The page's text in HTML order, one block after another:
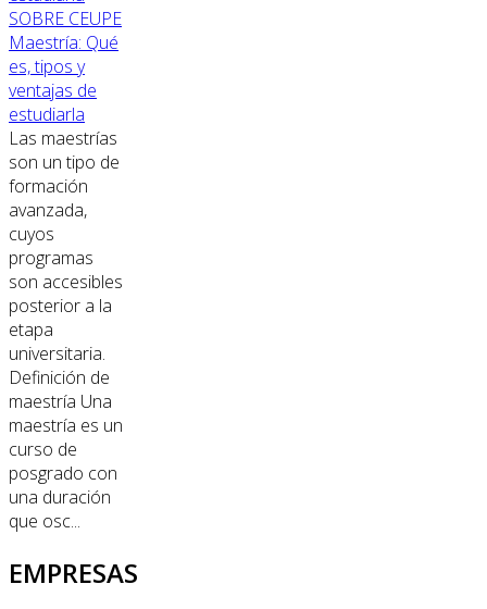
SOBRE CEUPE
Maestría: Qué
es, tipos y
ventajas de
estudiarla
Las maestrías
son un tipo de
formación
avanzada,
cuyos
programas
son accesibles
posterior a la
etapa
universitaria.
Definición de
maestría Una
maestría es un
curso de
posgrado con
una duración
que osc...
EMPRESAS